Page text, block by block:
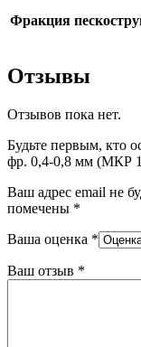
Фракция
Отзывы
Отзывов пока нет.
Будьте первым, кто
фр. 0,4-0,8 мм (МКР
Ваш адрес email не
помечены *
Ваша оценка *
Ваш отзыв *